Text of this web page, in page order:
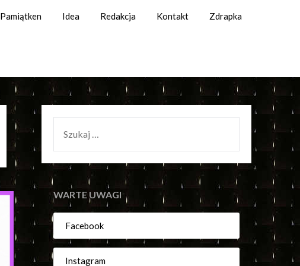
Pamiątken Idea Redakcja Kontakt Zdrapka
WARTE UWAGI
Facebook
Instagram